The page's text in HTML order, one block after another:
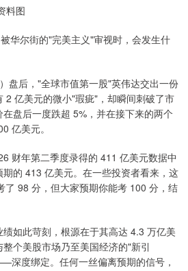
料图
华尔街的"完美主义"审视时，会发生什
盘后，"全球市值第一股"英伟达交出一份
2 亿美元的微小"瑕疵"，却瞬间刺破了市
盘后一度跌超 5%，并在接下来的两个
亿美元。
财年第二季度录得的 411 亿美元数据中
的 413 亿美元。在一些投资者看来，这
了 98 分，但大家预期你能考 100 分，结
如此苛刻，根源在于其高达 4.3 万亿美
个美股市场乃至美国经济的"新引
度绑定。任何一丝偏离预期的信号，